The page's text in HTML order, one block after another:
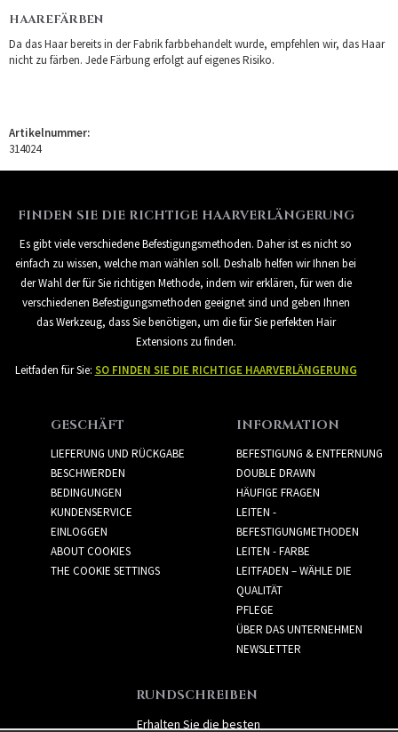
HAAREFÄRBEN
Da das Haar bereits in der Fabrik farbbehandelt wurde, empfehlen wir, das Haar
nicht zu färben. Jede Färbung erfolgt auf eigenes Risiko.
Artikelnummer:
314024
FINDEN SIE DIE RICHTIGE HAARVERLÄNGERUNG
Es gibt viele verschiedene Befestigungsmethoden. Daher ist es nicht so
einfach zu wissen, welche man wählen soll. Deshalb helfen wir Ihnen bei
der Wahl der für Sie richtigen Methode, indem wir erklären, für wen die
verschiedenen Befestigungsmethoden geeignet sind und geben Ihnen
das Werkzeug, dass Sie benötigen, um die für Sie perfekten Hair
Extensions zu finden.
Leitfaden für Sie: SO FINDEN SIE DIE RICHTIGE HAARVERLÄNGERUNG
GESCHÄFT
LIEFERUNG UND RÜCKGABE
BESCHWERDEN
BEDINGUNGEN
KUNDENSERVICE
EINLOGGEN
ABOUT COOKIES
THE COOKIE SETTINGS
INFORMATION
BEFESTIGUNG & ENTFERNUNG
DOUBLE DRAWN
HÄUFIGE FRAGEN
LEITEN -
BEFESTIGUNGMETHODEN
LEITEN - FARBE
LEITFADEN – WÄHLE DIE
QUALITÄT
PFLEGE
ÜBER DAS UNTERNEHMEN
NEWSLETTER
RUNDSCHREIBEN
Erhalten Sie die besten